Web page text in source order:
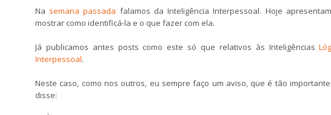
Na semana passada falamos da Inteligência Interpessoal. Hoje
mostrar como identificá-la e o que fazer com ela.
Já publicamos antes posts como este só que relativos às Inteligências
Interpessoal.
Neste caso, como nos outros, eu sempre faço um aviso, que é tão
disse: